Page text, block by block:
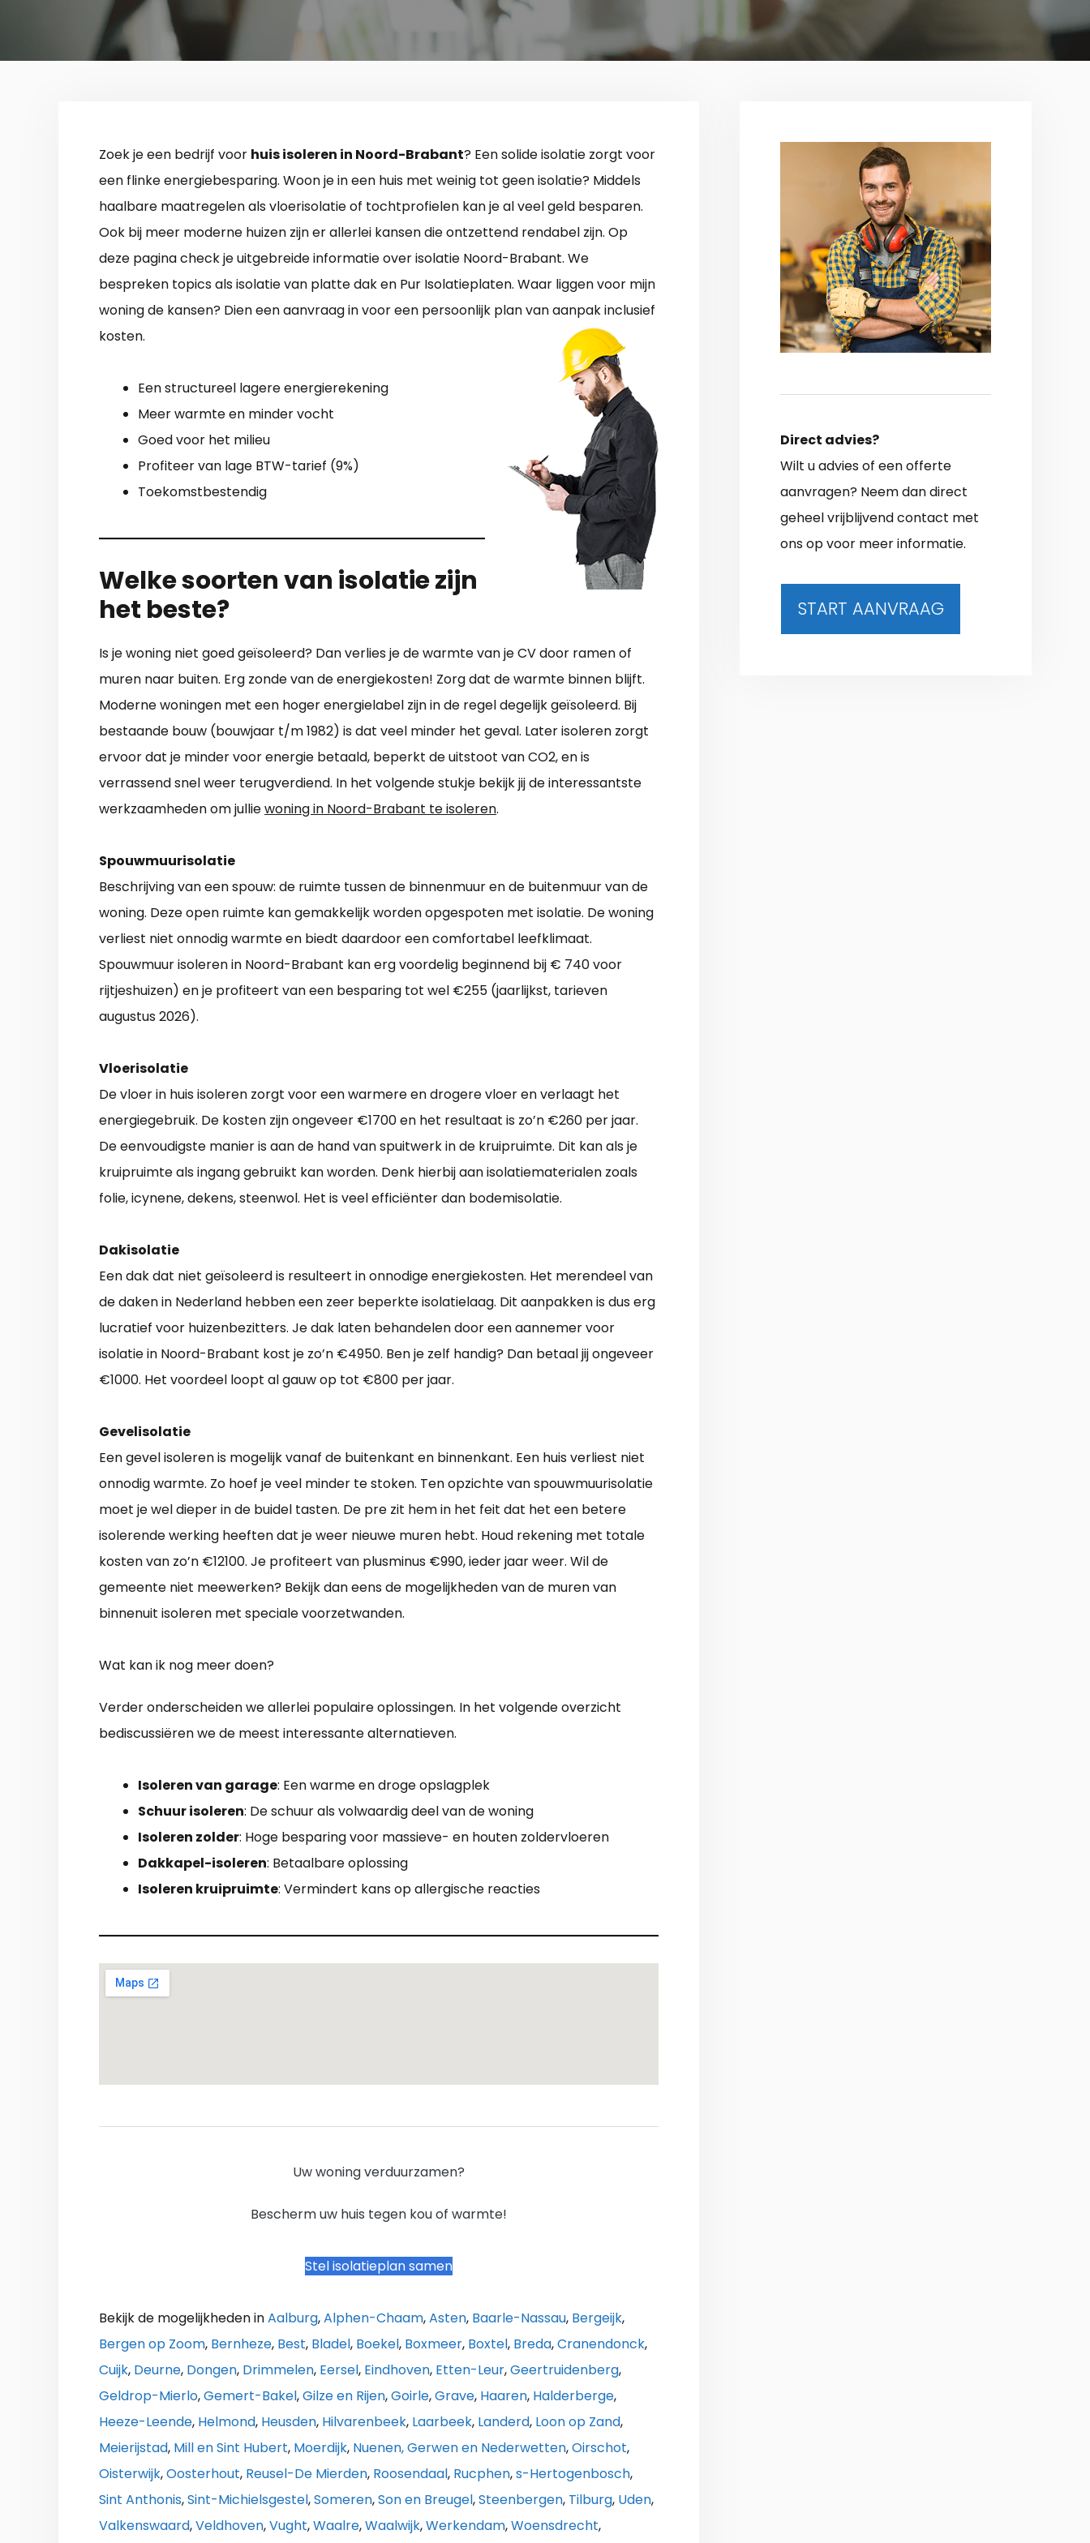
Zoek je een bedrijf voor huis isoleren in Noord-Brabant? Een solide isolatie zorgt voor
een flinke energiebesparing. Woon je in een huis met weinig tot geen isolatie? Middels
haalbare maatregelen als vloerisolatie of tochtprofielen kan je al veel geld besparen.
Ook bij meer moderne huizen zijn er allerlei kansen die ontzettend rendabel zijn. Op
deze pagina check je uitgebreide informatie over isolatie Noord-Brabant. We
bespreken topics als isolatie van platte dak en Pur Isolatieplaten. Waar liggen voor mijn
woning de kansen? Dien een aanvraag in voor een persoonlijk plan van aanpak inclusief
kosten.
Een structureel lagere energierekening
Meer warmte en minder vocht
Goed voor het milieu
Profiteer van lage BTW-tarief (9%)
Toekomstbestendig
Welke soorten van isolatie zijn
het beste?
Is je woning niet goed geïsoleerd? Dan verlies je de warmte van je CV door ramen of
muren naar buiten. Erg zonde van de energiekosten! Zorg dat de warmte binnen blijft.
Moderne woningen met een hoger energielabel zijn in de regel degelijk geïsoleerd. Bij
bestaande bouw (bouwjaar t/m 1982) is dat veel minder het geval. Later isoleren zorgt
ervoor dat je minder voor energie betaald, beperkt de uitstoot van CO2, en is
verrassend snel weer terugverdiend. In het volgende stukje bekijk jij de interessantste
werkzaamheden om julliewoning in Noord-Brabant te isoleren.
Spouwmuurisolatie
Beschrijving van een spouw: de ruimte tussen de binnenmuur en de buitenmuur van de
woning. Deze open ruimte kan gemakkelijk worden opgespoten met isolatie. De woning
verliest niet onnodig warmte en biedt daardoor een comfortabel leefklimaat.
Spouwmuur isoleren in Noord-Brabant kan erg voordelig beginnend bij € 740 voor
rijtjeshuizen) en je profiteert van een besparing tot wel €255 (jaarlijkst, tarieven
augustus 2026).
Vloerisolatie
De vloer in huis isoleren zorgt voor een warmere en drogere vloer en verlaagt het
energiegebruik. De kosten zijn ongeveer €1700 en het resultaat is zo’n €260 per jaar.
De eenvoudigste manier is aan de hand van spuitwerk in de kruipruimte. Dit kan als je
kruipruimte als ingang gebruikt kan worden. Denk hierbij aan isolatiematerialen zoals
folie, icynene, dekens, steenwol. Het is veel efficiënter dan bodemisolatie.
Dakisolatie
Een dak dat niet geïsoleerd is resulteert in onnodige energiekosten. Het merendeel van
de daken in Nederland hebben een zeer beperkte isolatielaag. Dit aanpakken is dus erg
lucratief voor huizenbezitters. Je dak laten behandelen door een aannemer voor
isolatie in Noord-Brabant kost je zo’n €4950. Ben je zelf handig? Dan betaal jij ongeveer
€1000. Het voordeel loopt al gauw op tot €800 per jaar.
Gevelisolatie
Een gevel isoleren is mogelijk vanaf de buitenkant en binnenkant. Een huis verliest niet
onnodig warmte. Zo hoef je veel minder te stoken. Ten opzichte van spouwmuurisolatie
moet je wel dieper in de buidel tasten. De pre zit hem in het feit dat het een betere
isolerende werking heeften dat je weer nieuwe muren hebt. Houd rekening met totale
kosten van zo’n €12100. Je profiteert van plusminus €990, ieder jaar weer. Wil de
gemeente niet meewerken? Bekijk dan eens de mogelijkheden van de muren van
binnenuit isoleren met speciale voorzetwanden.
Wat kan ik nog meer doen?
Verder onderscheiden we allerlei populaire oplossingen. In het volgende overzicht
bediscussiëren we de meest interessante alternatieven.
Isoleren van garage: Een warme en droge opslagplek
Schuur isoleren: De schuur als volwaardig deel van de woning
Isoleren zolder: Hoge besparing voor massieve- en houten zoldervloeren
Dakkapel-isoleren: Betaalbare oplossing
Isoleren kruipruimte: Vermindert kans op allergische reacties
Uw woning verduurzamen?
Bescherm uw huis tegen kou of warmte!
Stel isolatieplan samen
Bekijk de mogelijkheden inAalburg,Alphen-Chaam,Asten, Baarle-Nassau, Bergeijk,
Bergen op Zoom, Bernheze, Best, Bladel, Boekel, Boxmeer, Boxtel, Breda,Cranendonck,
Cuijk, Deurne, Dongen, Drimmelen, Eersel, Eindhoven, Etten-Leur,Geertruidenberg,
Geldrop-Mierlo,Gemert-Bakel,Gilze en Rijen,Goirle,Grave, Haaren, Halderberge,
Heeze-Leende, Helmond, Heusden, Hilvarenbeek, Laarbeek, Landerd, Loon op Zand,
Meierijstad, Mill en Sint Hubert, Moerdijk, Nuenen, Gerwen en Nederwetten,Oirschot,
Oisterwijk,Oosterhout, Reusel-De Mierden, Roosendaal, Rucphen,s-Hertogenbosch,
Sint Anthonis,Sint-Michielsgestel,Someren,Son en Breugel,Steenbergen, Tilburg, Uden,
Valkenswaard,Veldhoven,Vught,Waalre,Waalwijk,Werkendam,Woensdrecht,
Direct advies?
Wilt u advies of een offerte
aanvragen? Neem dan direct
geheel vrijblijvend contact met
ons op voor meer informatie.
START AANVRAAG